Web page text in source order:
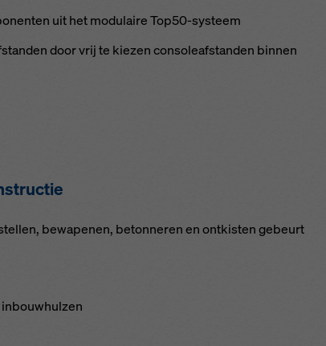
uit het mo­du­lai­re Top50-sys­teem
door vrij te kie­zen con­so­le­af­stan­den bin­nen
be­wa­pe­nen, be­ton­ne­ren en ont­kis­ten ge­beurt